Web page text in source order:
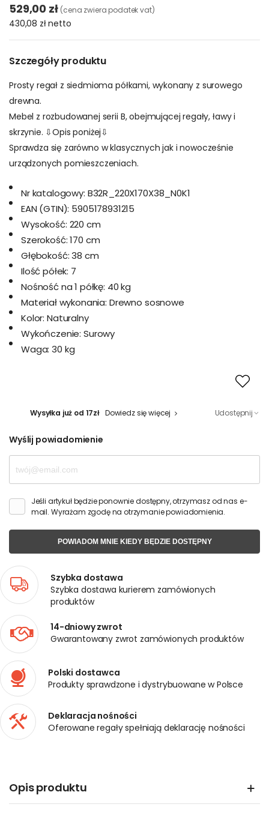
529,00 zł (cena zwiera podatek vat)
430,08 złnetto
Szczegóły produktu
Prosty regał z siedmioma półkami, wykonany z surowego
drewna.
Mebel z rozbudowanej serii B, obejmującej regały, ławy i
skrzynie. ⇩Opis poniżej⇩
Sprawdza się zarówno w klasycznych jak i nowocześnie
urządzonych pomieszczeniach.
Nr katalogowy: B32R_220X170X38_N0K1
EAN (GTIN): 5905178931215
Wysokość: 220 cm
Szerokość: 170 cm
Głębokość: 38 cm
Ilość półek: 7
Nośność na 1 półkę: 40 kg
Materiał wykonania: Drewno sosnowe
Kolor: Naturalny
Wykończenie: Surowy
Waga: 30 kg
Wysyłka już od 17zł Dowiedz się więcej Udostępnij
Wyślij powiadomienie
Jeśli artykuł będzie ponownie dostępny, otrzymasz od nas e-
mail. Wyrażam zgodę na otrzymanie powiadomienia.
POWIADOM MNIE KIEDY BĘDZIE DOSTĘPNY
Szybka dostawa
Szybka dostawa kurierem zamówionych
produktów
14-dniowy zwrot
Gwarantowany zwrot zamówionych produktów
Polski dostawca
Produkty sprawdzone i dystrybuowane w Polsce
Deklaracja nośności
Oferowane regały spełniają deklarację nośności
Opis produktu